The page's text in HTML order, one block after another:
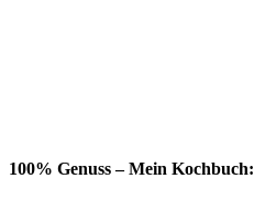
100% Genuss – Mein Kochbuch: